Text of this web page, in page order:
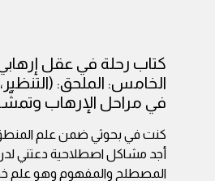
الخامس: الملحق: (التنظير،
في مراحل الإرهاب
كنت في بحوثي ضمن علم
أجد مشاكل اصطلاحية دعتني
المصطلح والمفهوم وهو علم